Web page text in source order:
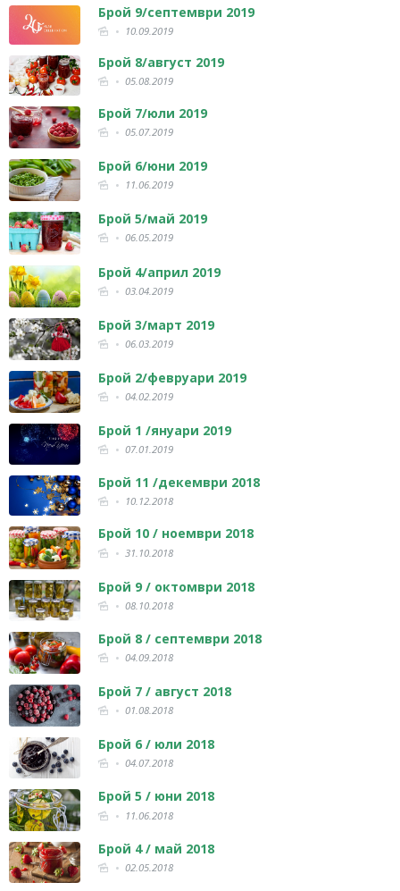
Брой 9/септември 2019
10.09.2019
Брой 8/август 2019
05.08.2019
Брой 7/юли 2019
05.07.2019
Брой 6/юни 2019
11.06.2019
Брой 5/май 2019
06.05.2019
Брой 4/април 2019
03.04.2019
Брой 3/март 2019
06.03.2019
Брой 2/февруари 2019
04.02.2019
Брой 1 /януари 2019
07.01.2019
Брой 11 /декември 2018
10.12.2018
Брой 10 / ноември 2018
31.10.2018
Брой 9 / октомври 2018
08.10.2018
Брой 8 / септември 2018
04.09.2018
Брой 7 / август 2018
01.08.2018
Брой 6 / юли 2018
04.07.2018
Брой 5 / юни 2018
11.06.2018
Брой 4 / май 2018
02.05.2018